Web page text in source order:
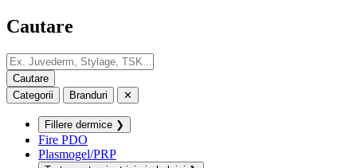
Cautare
Categorii Branduri ✕
Fillere dermice ❯
Fire PDO
Plasmogel/PRP